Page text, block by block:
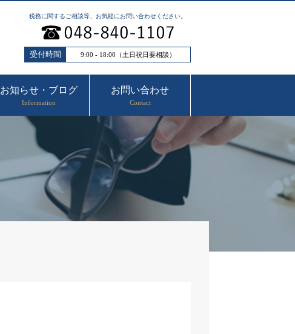
税務に関するご相談等、お気軽にお問い合わせください。
受付時間 9:00 - 18:00（土日祝日要相談）
お知らせ・ブログ
Information
お問い合わせ
Contact